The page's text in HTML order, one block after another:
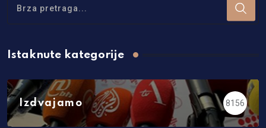
Istaknute kategorije
Izdvajamo 8156